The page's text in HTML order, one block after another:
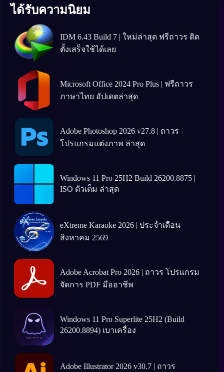
ได้รับความนิยม
IDM 6.43 Build 7 | ใหม่ล่าสุด ฟรีถาวร ติด
ตั้งเสร็จใช้ได้เลย
Microsoft Office 2024 Pro Plus | ฟรีถาวร
ภาษาไทย อัปเดตล่าสุด
Adobe Photoshop 2026 v27.8 | ถาวร
โปรแกรมแต่งภาพ ล่าสุด
Windows 11 Pro 25H2 Build 26200.8875 |
ISO ตัวเต็ม ล่าสุด
eXtreme Karaoke 2026 | ประจำเดือน
สิงหาคม 2569
Adobe Acrobat Pro 2026 | ถาวร โปรแกรม
จัดการ PDF มืออาชีพ
Windows 11 Pro Superlite 25H2 (Build
26200.8894) เบาเครื่อง
Adobe Illustrator 2026 v30.7 | ถาวร